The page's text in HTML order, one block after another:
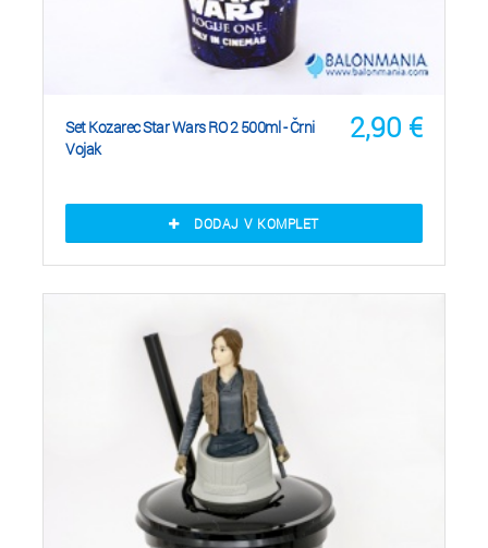
2,90 €
Set Kozarec Star Wars RO 2 500ml - Črni
Vojak
DODAJ V KOMPLET